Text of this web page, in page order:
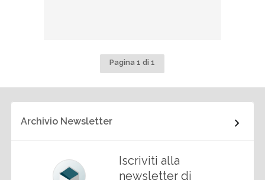
Pagina 1 di 1
Archivio Newsletter
Iscriviti alla
newsletter di